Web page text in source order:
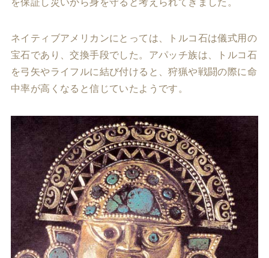
ネイティブアメリカンにとっては、トルコ石は儀式用の
宝石であり、交換手段でした。アパッチ族は、トルコ石
を弓矢やライフルに結び付けると、狩猟や戦闘の際に命
中率が高くなると信じていたようです。